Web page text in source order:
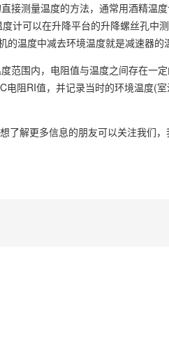
接测量温度的方法，通常用酒精温
计可以在升降平台的升降螺丝孔中
的温度中减去环境温度就是减速器的
范围内，电阻值与温度之间存在一
阻RI值，并记录当时的环境温度(
了解更多信息的朋友可以关注我们